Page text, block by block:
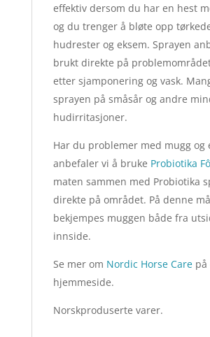
effektiv dersom du har en hest
og du trenger å bløte opp
hudrester og eksem. Sprayen
brukt direkte på
etter sjamponering og vask.
sprayen på småsår og andre
hudirritasjoner.
Har du problemer med mugg og
anbefaler vi å bruke Probiotika
maten sammen med Probiotika
direkte på området. På denne
bekjempes muggen både fra
innside.
Se mer om Nordic Horse Carepå
hjemmeside.
Norskproduserte varer.